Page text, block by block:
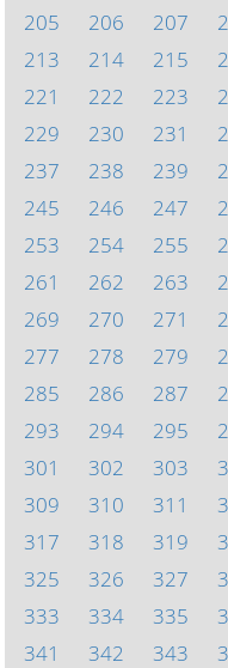
205
206 207
213
214 215
221
222 223
229
230 231
237
238 239
245
246 247
253
254 255
261
262 263
269
270 271
277
278 279
285
286 287
293
294 295
301
302 303
309
310 311
317
318 319
325
326 327
333
334 335
341
342 343